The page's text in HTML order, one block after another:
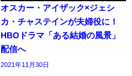
オスカー・アイザック×ジェシ
カ・チャステインが夫婦役に！
HBOドラマ「ある結婚の風景」
配信へ
2021年11月30日